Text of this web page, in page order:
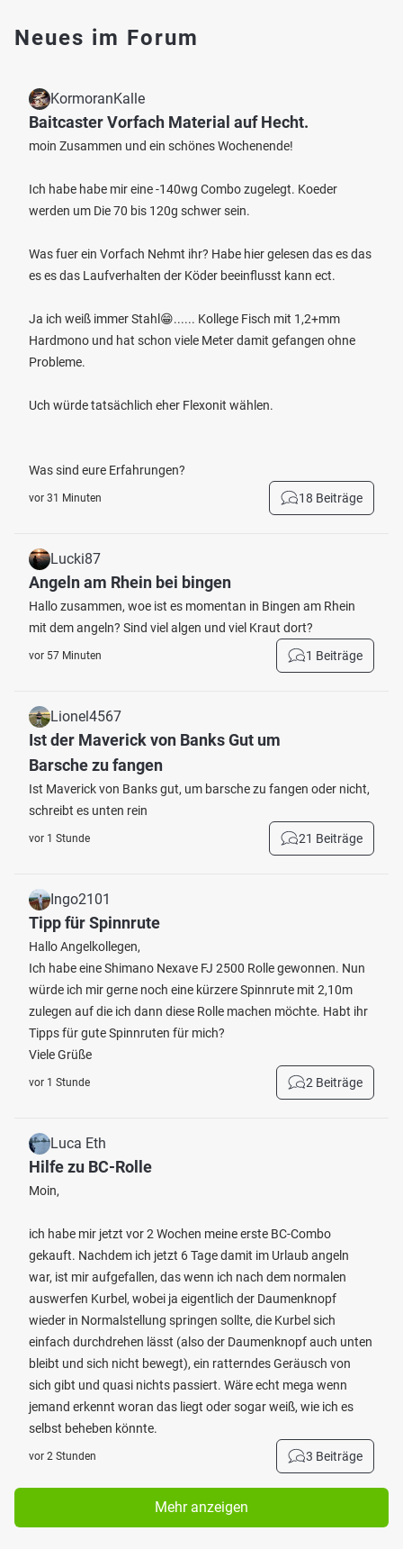
Neues im Forum
KormoranKalle
Baitcaster Vorfach Material auf Hecht.
moin Zusammen und ein schönes Wochenende!
Ich habe habe mir eine -140wg Combo zugelegt. Koeder
werden um Die 70 bis 120g schwer sein.
Was fuer ein Vorfach Nehmt ihr? Habe hier gelesen das es das
es es das Laufverhalten der Köder beeinflusst kann ect.
Ja ich weiß immer Stahl😁...... Kollege Fisch mit 1,2+mm
Hardmono und hat schon viele Meter damit gefangen ohne
Probleme.
Uch würde tatsächlich eher Flexonit wählen.
Was sind eure Erfahrungen?
vor 31 Minuten 18 Beiträge
Lucki87
Angeln am Rhein bei bingen
Hallo zusammen, woe ist es momentan in Bingen am Rhein
mit dem angeln? Sind viel algen und viel Kraut dort?
vor 57 Minuten 1 Beiträge
Lionel4567
Ist der Maverick von Banks Gut um
Barsche zu fangen
Ist Maverick von Banks gut, um barsche zu fangen oder nicht,
schreibt es unten rein
vor 1 Stunde 21 Beiträge
Ingo2101
Tipp für Spinnrute
Hallo Angelkollegen,
Ich habe eine Shimano Nexave FJ 2500 Rolle gewonnen. Nun
würde ich mir gerne noch eine kürzere Spinnrute mit 2,10m
zulegen auf die ich dann diese Rolle machen möchte. Habt ihr
Tipps für gute Spinnruten für mich?
Viele Grüße
vor 1 Stunde 2 Beiträge
Luca Eth
Hilfe zu BC-Rolle
Moin,
ich habe mir jetzt vor 2 Wochen meine erste BC-Combo
gekauft. Nachdem ich jetzt 6 Tage damit im Urlaub angeln
war, ist mir aufgefallen, das wenn ich nach dem normalen
auswerfen Kurbel, wobei ja eigentlich der Daumenknopf
wieder in Normalstellung springen sollte, die Kurbel sich
einfach durchdrehen lässt (also der Daumenknopf auch unten
bleibt und sich nicht bewegt), ein ratterndes Geräusch von
sich gibt und quasi nichts passiert. Wäre echt mega wenn
jemand erkennt woran das liegt oder sogar weiß, wie ich es
selbst beheben könnte.
vor 2 Stunden 3 Beiträge
Mehr anzeigen